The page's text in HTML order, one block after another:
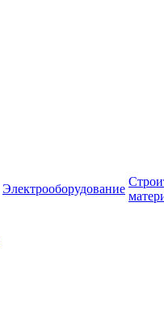
Электрооборудование